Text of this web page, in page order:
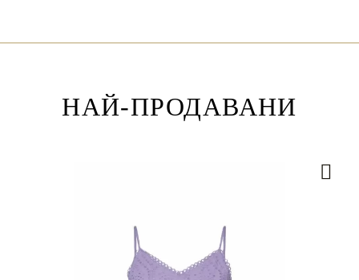
НАЙ-ПРОДАВАНИ